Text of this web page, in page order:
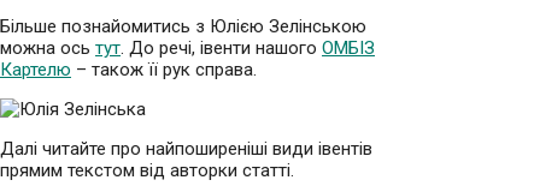
Більше познайомитись з Юлією Зелінською
можна ось тут. До речі, івенти нашого ОМБІЗ
Картелю – також її рук справа.
Далі читайте про найпоширеніші види івентів
прямим текстом від авторки статті.